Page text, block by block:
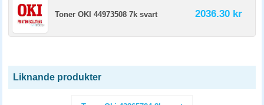
Toner OKI 44973508 7k svart 2036.30 kr
Liknande produkter